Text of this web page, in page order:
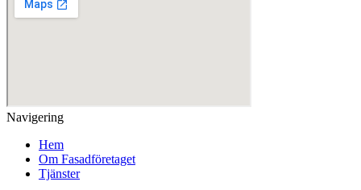
Navigering
Hem
Om Fasadföretaget
Tjänster